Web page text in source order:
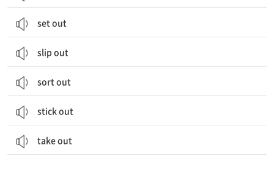
set out
slip out
sort out
stick out
take out